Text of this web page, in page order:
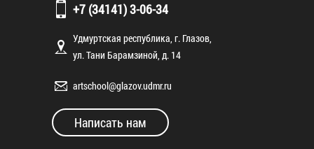
+7 (34141) 3-06-34
Удмуртская республика, г. Глазов,
ул. Тани Барамзиной, д. 14
artschool@glazov.udmr.ru
Написать нам